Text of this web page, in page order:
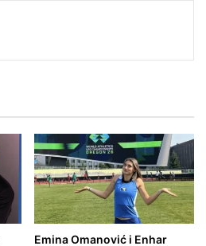
Emina Omanović i Enhar